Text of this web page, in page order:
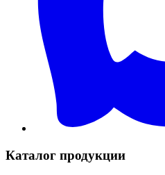
Каталог продукции